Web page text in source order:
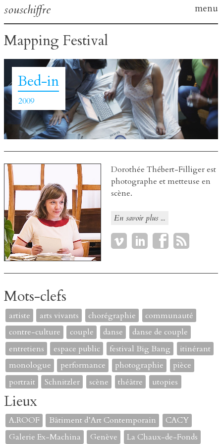
souschiffre menu
Skip
Mapping Festival
Bed-in
2009
Dorothée Thébert-Filligerest
photographe et metteuse en
scène.
En savoir plus ...
Mots-clefs
artiste arts vivants chorégraphie
communauté
contre-culture
couple danse
danse de couple
entretiens
espace public festival Big Bang
itinérant
monologue
performance photographie
pièce
portrait
Schnitzler scène théâtre utopies
Lieux
A.ROOF Bâtiment d’Art Contemporain
CACY
Galerie Ex-Machina
Genève La Chaux-de-Fonds